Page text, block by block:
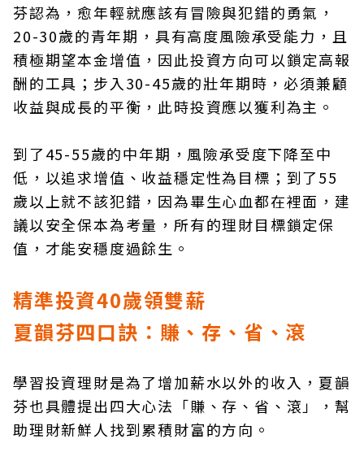
芬認為，愈年輕就應該有冒險與犯錯的勇氣，
20-30歲的青年期，具有高度風險承受能力，且
積極期望本金增值，因此投資方向可以鎖定高報
酬的工具；步入30-45歲的壯年期時，必須兼顧
收益與成長的平衡，此時投資應以獲利為主。
到了45-55歲的中年期，風險承受度下降至中
低，以追求增值、收益穩定性為目標；到了55
歲以上就不該犯錯，因為畢生心血都在裡面，建
議以安全保本為考量，所有的理財目標鎖定保
值，才能安穩度過餘生。
精準投資40歲領雙薪
夏韻芬四口訣：賺、存、省、滾
學習投資理財是為了增加薪水以外的收入，夏韻
芬也具體提出四大心法「賺、存、省、滾」，幫
助理財新鮮人找到累積財富的方向。